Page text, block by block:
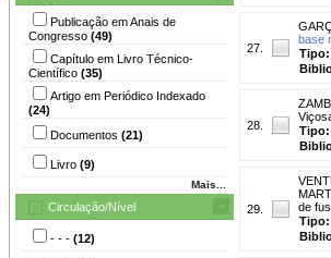
Publicação em Anais de
Congresso (49)
Capítulo em Livro Técnico-
Científico (35)
Artigo em Periódico Indexado
(24)
Documentos (21)
Livro (9)
Mais...
Circulação/Nível
- - - (12)
27.
base
Tipo:
28.
Tipo:
29.
de
Tipo: